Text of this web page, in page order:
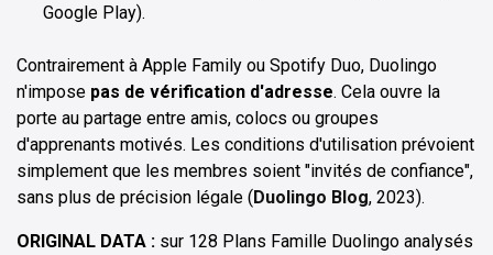
Google Play).
Contrairement à Apple Family ou Spotify Duo, Duolingo
n'impose pas de vérification d'adresse. Cela ouvre la
porte au partage entre amis, colocs ou groupes
d'apprenants motivés. Les conditions d'utilisation prévoient
simplement que les membres soient "invités de confiance",
sans plus de précision légale (Duolingo Blog, 2023).
ORIGINAL DATA : sur 128 Plans Famille Duolingo analysés